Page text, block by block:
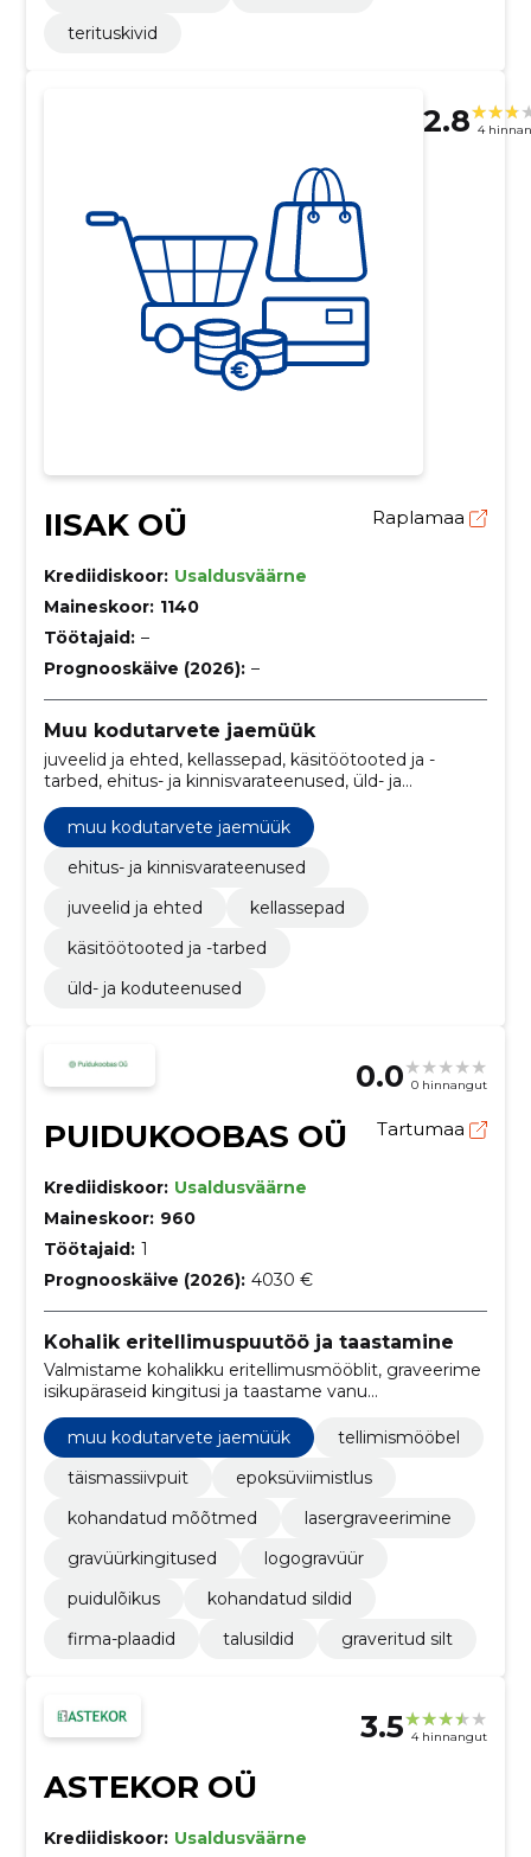
terituskivid
2.8 4
IISAK OÜ Raplamaa
Krediidiskoor: Usaldusväärne
Maineskoor: 1140
Töötajaid: –
Prognooskäive (2026): –
Muu kodutarvete jaemüük
juveelid ja ehted, kellassepad, käsitöötooted ja -
tarbed, ehitus- ja kinnisvarateenused, üld- ja
muu kodutarvete jaemüük
ehitus- ja kinnisvarateenused
juveelid ja ehted
kellassepad
käsitöötooted ja -tarbed
üld- ja koduteenused
0.0 0 hinnangut
PUIDUKOOBAS OÜ Tartumaa
Krediidiskoor: Usaldusväärne
Maineskoor: 960
Töötajaid: 1
Prognooskäive (2026): 4030 €
Kohalik eritellimuspuutöö ja taastamine
Valmistame kohalikku eritellimusmööblit, graveerime
isikupäraseid kingitusi ja taastame vanu
mööbliesemeid. E‑poest leiab valmis puidutooted
kiireks ostuks.
muu kodutarvete jaemüük
tellimismööbel
täismassiivpuit
epoksüviimistlus
kohandatud mõõtmed
lasergraveerimine
gravüürkingitused
logogravüür
puidulõikus
kohandatud sildid
firma-plaadid
talusildid graveritud silt
3.5 4 hinnangut
ASTEKOR OÜ
Krediidiskoor: Usaldusväärne